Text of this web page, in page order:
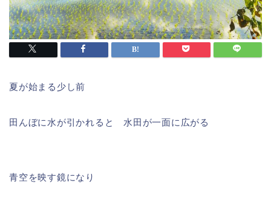
夏が始まる少し前
田んぼに水が引かれると 水田が一面に広がる
青空を映す鏡になり